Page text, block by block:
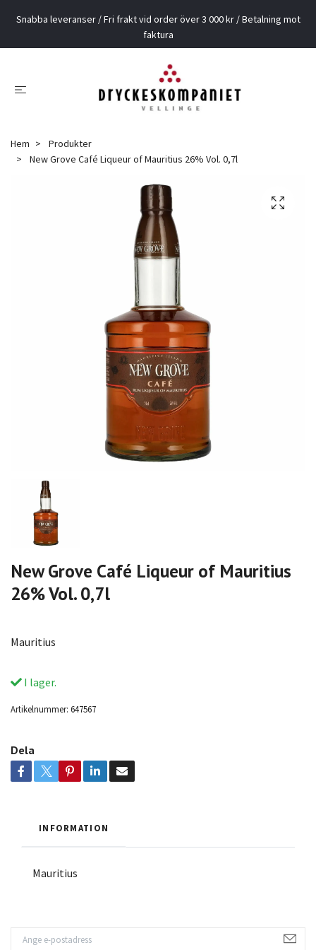
Snabba leveranser / Fri frakt vid order över 3 000 kr / Betalning mot
faktura
Hem
Produkter
New Grove Café Liqueur of Mauritius 26% Vol. 0,7l
New Grove Café Liqueur of Mauritius
26% Vol. 0,7l
Mauritius
I lager.
Artikelnummer: 647567
Dela
INFORMATION
Mauritius